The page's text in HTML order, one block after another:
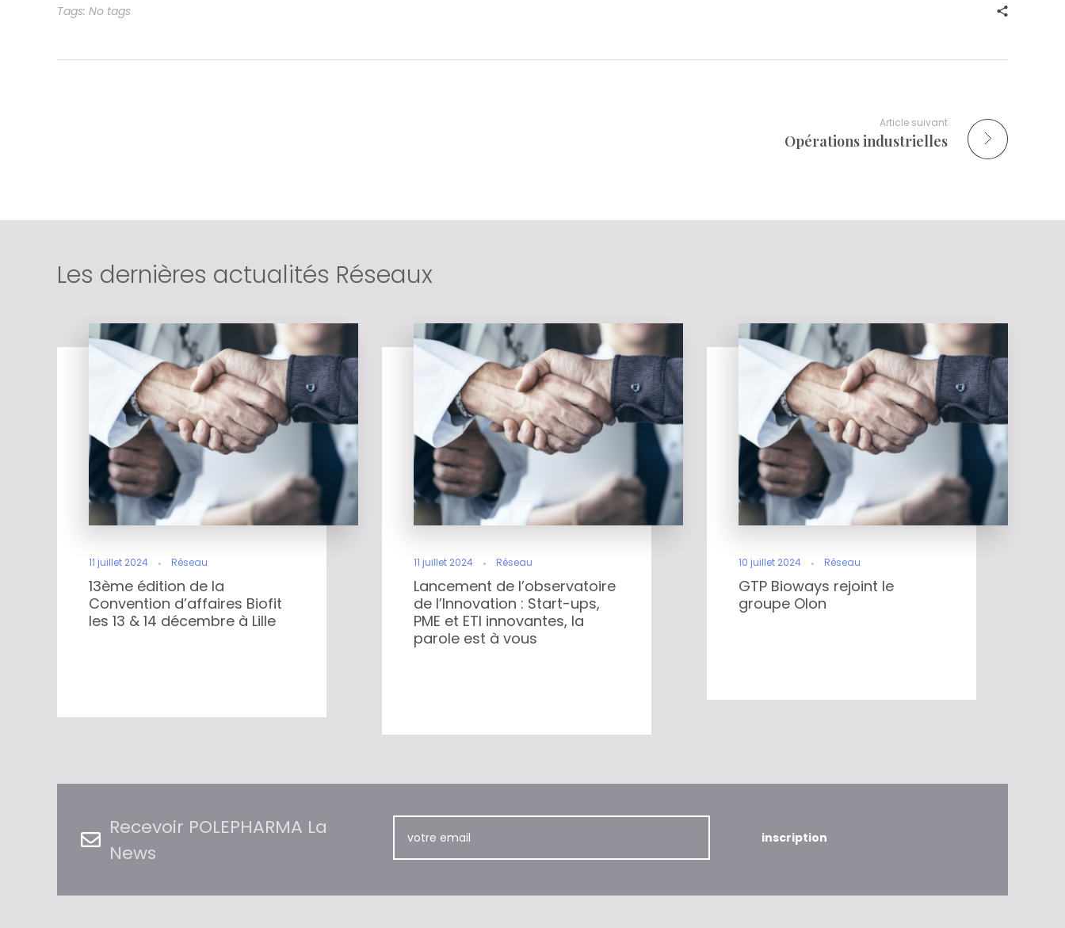
Tags: No tags
Article suivant
Opérations industrielles
Les dernières actualités Réseaux
11 juillet 2024 Réseau
13ème édition de la
Convention d’affaires Biofit
les 13 & 14 décembre à Lille
11 juillet 2024 Réseau
Lancement de l’observatoire
de l’Innovation : Start-ups,
PME et ETI innovantes, la
parole est à vous
10 juillet 2024 Réseau
GTP Bioways rejoint le
groupe Olon
Recevoir POLEPHARMA La
News